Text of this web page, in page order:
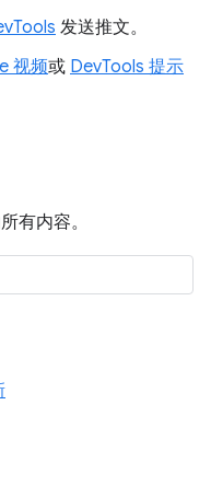
发送推文。
视频或 DevTools 提示
有内容。